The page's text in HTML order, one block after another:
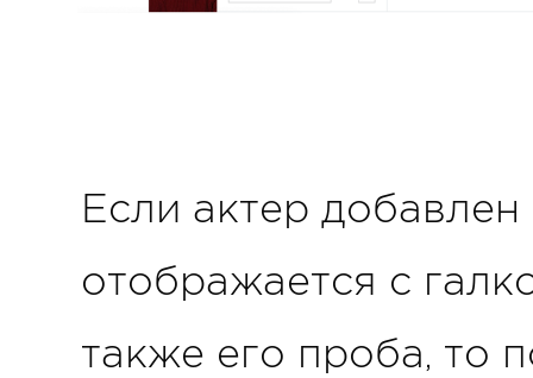
Если актер добавлен
отображается с
также его проба, то